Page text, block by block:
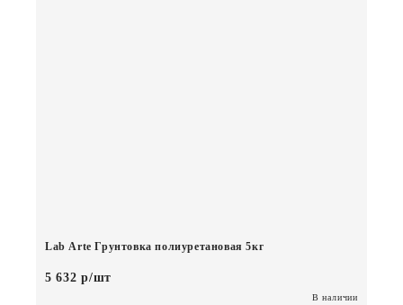
Lab Arte Грунтовка полиуретановая 5кг
5 632 р/шт
В наличии